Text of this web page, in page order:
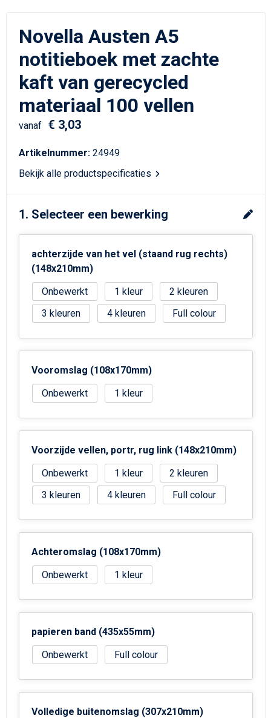
Kerst
Schoudertassen
Sporttassen
Koffers en Trolleys
Tablettassen
Toilettassen
Reistassen
Strandtassen
Goodiebags
Novella Austen A5
notitieboek met zachte
kaft van gerecycled
materiaal 100 vellen
vanaf € 3,03
Artikelnummer: 24949
Bekijk alle productspecificaties
1. Selecteer een bewerking
achterzijde van het vel (staand rug rechts)
(148x210mm)
Onbewerkt
1
2
3
4 Full colour
Vooromslag (108x170mm)
Onbewerkt
1
Voorzijde vellen, portr, rug link (148x210mm)
Onbewerkt
1
2
3
4 Full colour
Achteromslag (108x170mm)
Onbewerkt
1
papieren band (435x55mm)
Onbewerkt
Full colour
Volledige buitenomslag (307x210mm)